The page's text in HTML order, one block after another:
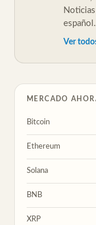
español.
Ver
MERCADO
Bitcoin
Ethereum
Solana
BNB
XRP